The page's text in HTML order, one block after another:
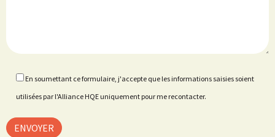
En soumettant ce formulaire, j'accepte que les informations saisies soient
utilisées par l'Alliance HQE uniquement pour me recontacter.